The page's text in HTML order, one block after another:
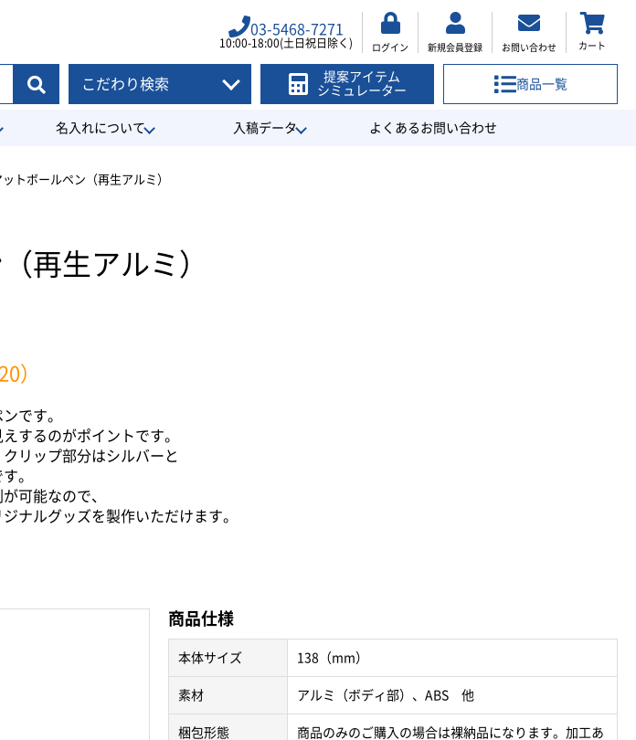
03-5468-7271
10:00-18:00(土日祝日除く) ログイン 新規会員登録 お問い合わせ カート
こだわり検索
提案アイテム
シミュレーター
商品一覧
名入れについて 入稿データ よくあるお問い合わせ
ットボールペン（再生アルミ）
再生アルミ）
）
です。
するのがポイントです。
リップ部分はシルバーと
。
可能なので、
ナルグッズを製作いただけます。
商品仕様
本体サイズ 138（mm）
素材 アルミ（ボディ部）、ABS 他
梱包形態
商品のみのご購入の場合は裸納品になります。加工あ